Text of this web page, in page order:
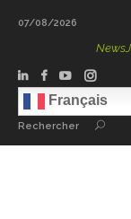
07/08/2026
Français
Rechercher